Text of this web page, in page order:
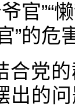
爷官”“
”的危
合党
出的